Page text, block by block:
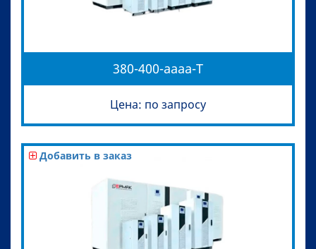
380-400-aaaa-T
Цена: по запросу
Добавить в заказ